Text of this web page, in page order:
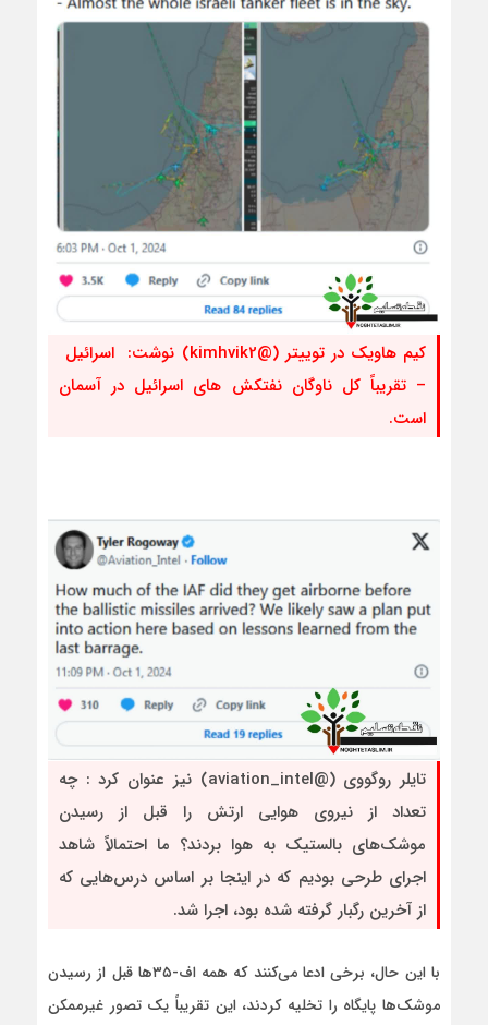
کیم هاویک در توییتر (@kimhvik2) نوشت: اسرائیل
– تقریباً کل ناوگان نفتکش های اسرائیل در آسمان
است.
تایلر روگووی (@aviation_intel) نیز عنوان کرد : چه
تعداد از نیروی هوایی ارتش را قبل از رسیدن
موشک‌های بالستیک به هوا بردند؟ ما احتمالاً شاهد
اجرای طرحی بودیم که در اینجا بر اساس درس‌هایی که
از آخرین رگبار گرفته شده بود، اجرا شد.
با این حال، برخی ادعا می‌کنند که همه اف-۳۵ها قبل از رسیدن
موشک‌ها پایگاه را تخلیه کردند، این تقریباً یک تصور غیرممکن